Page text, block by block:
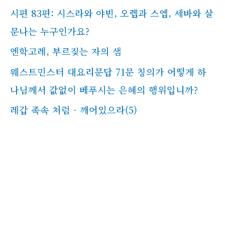
시편 83편: 시스라와 야빈, 오렙과 스엡, 세바와 살
문나는 누구인가요?
엔학고레, 부르짖는 자의 샘
웨스트민스터 대요리문답 71문 칭의가 어떻게 하
나님께서 값없이 베푸시는 은혜의 행위입니까?
레갑 족속 처럼 - 깨어있으라(5)